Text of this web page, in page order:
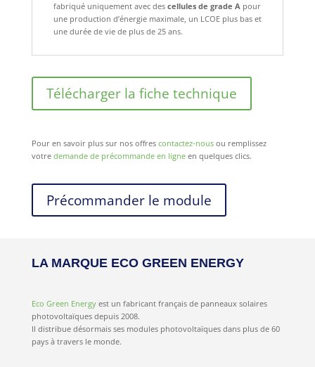
fabriqué uniquement avec descellules de grade Apour
une production d’énergie maximale, un LCOE plus bas et
une durée de vie de plus de 25 ans.
Télécharger la fiche technique
Pour en savoir plus sur nos offres contactez-nousou remplissez
votre demande de précommande en ligne en quelques clics.
Précommander le module
LA MARQUE ECO GREEN ENERGY
Eco Green Energyest un fabricant français de panneaux solaires
photovoltaïques depuis 2008.
Il distribue désormais ses modules photovoltaïques dans plus de 60
pays à travers le monde.